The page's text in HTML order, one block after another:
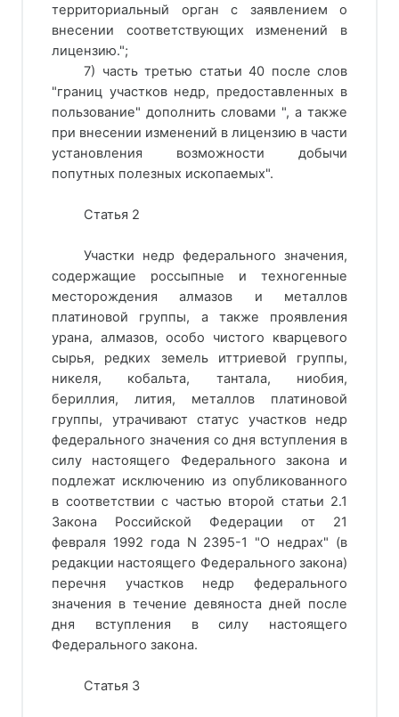
территориальный орган с заявлением о
внесении соответствующих изменений в
лицензию.";
7) часть третью статьи 40 после слов
"границ участков недр, предоставленных в
пользование" дополнить словами ", а также
при внесении изменений в лицензию в части
установления возможности добычи
попутных полезных ископаемых".
Статья 2
Участки недр федерального значения,
содержащие россыпные и техногенные
месторождения алмазов и металлов
платиновой группы, а также проявления
урана, алмазов, особо чистого кварцевого
сырья, редких земель иттриевой группы,
никеля, кобальта, тантала, ниобия,
бериллия, лития, металлов платиновой
группы, утрачивают статус участков недр
федерального значения со дня вступления в
силу настоящего Федерального закона и
подлежат исключению из опубликованного
в соответствии с частью второй статьи 2.1
Закона Российской Федерации от 21
февраля 1992 года N 2395-1 "О недрах" (в
редакции настоящего Федерального закона)
перечня участков недр федерального
значения в течение девяноста дней после
дня вступления в силу настоящего
Федерального закона.
Статья 3